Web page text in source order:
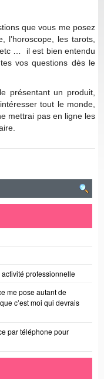
que vous me posez
l’horoscope, les tarots,
… il est bien entendu
vos questions dès le
présentant un produit,
tout le monde,
mettrai pas en ligne les
professionnelle
me pose autant de
c’est moi qui devrais
par téléphone pour